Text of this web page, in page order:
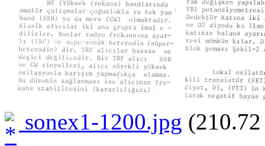
sonex1-1200.jpg